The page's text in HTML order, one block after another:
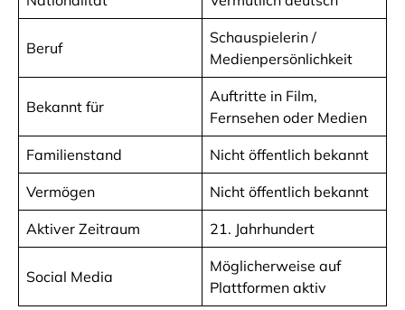
Beruf
Schauspielerin /
Medienpersönlichkeit
Bekannt für
Auftritte in Film,
Fernsehen oder Medien
Familienstand Nicht öffentlich bekannt
Vermögen Nicht öffentlich bekannt
Aktiver Zeitraum 21. Jahrhundert
Social Media
Möglicherweise auf
Plattformen aktiv